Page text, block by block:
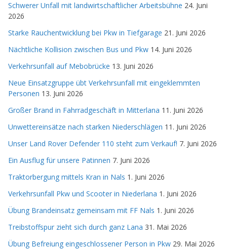
Schwerer Unfall mit landwirtschaftlicher Arbeitsbühne 24. Juni
2026
Starke Rauchentwicklung bei Pkw in Tiefgarage 21. Juni 2026
Nächtliche Kollision zwischen Bus und Pkw 14. Juni 2026
Verkehrsunfall auf Mebobrücke 13. Juni 2026
Neue Einsatzgruppe übt Verkehrsunfall mit eingeklemmten
Personen 13. Juni 2026
Großer Brand in Fahrradgeschäft in Mitterlana 11. Juni 2026
Unwettereinsätze nach starken Niederschlägen 11. Juni 2026
Unser Land Rover Defender 110 steht zum Verkauf! 7. Juni 2026
Ein Ausflug für unsere Patinnen 7. Juni 2026
Traktorbergung mittels Kran in Nals 1. Juni 2026
Verkehrsunfall Pkw und Scooter in Niederlana 1. Juni 2026
Übung Brandeinsatz gemeinsam mit FF Nals 1. Juni 2026
Treibstoffspur zieht sich durch ganz Lana 31. Mai 2026
Übung Befreiung eingeschlossener Person in Pkw 29. Mai 2026